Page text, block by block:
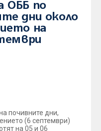
ОББ по
дни около
на
почивните дни,
(6 септември)
на 05 и 06